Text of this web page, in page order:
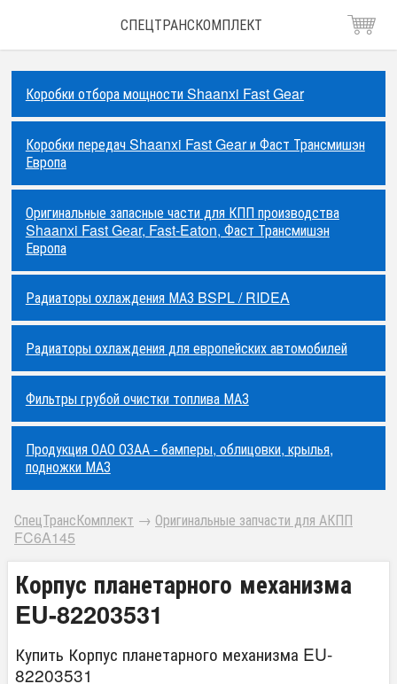
СПЕЦТРАНСКОМПЛЕКТ
Коробки отбора мощности Shaanxi Fast Gear
Коробки передач Shaanxi Fast Gear и Фаст Трансмишэн
Европа
Оригинальные запасные части для КПП производства
Shaanxi Fast Gear, Fast-Eaton, Фаст Трансмишэн
Европа
Радиаторы охлаждения МАЗ BSPL / RIDEA
Радиаторы охлаждения для европейских автомобилей
Фильтры грубой очистки топлива МАЗ
Продукция ОАО ОЗАА - бамперы, облицовки, крылья,
подножки МАЗ
СпецТрансКомплект → Оригинальные запчасти для АКПП
FC6A145
Корпус планетарного механизма
EU-82203531
Купить Корпус планетарного механизма EU-
82203531